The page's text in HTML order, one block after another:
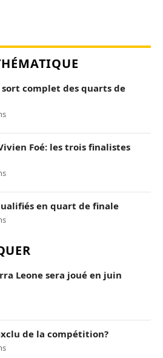
sort complet des quarts de
Foé: les trois finalistes
en quart de finale
Leone sera joué en juin
de la compétition?